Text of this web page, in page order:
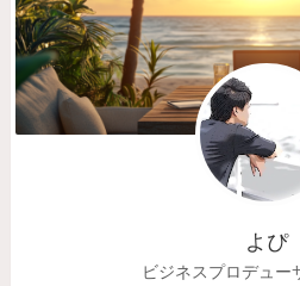
よぴ
ビジネスプロデュー